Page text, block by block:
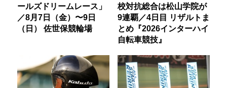
ールズドリームレース」
／8月7日（金）〜9日
（日） 佐世保競輪場
校対抗総合は松山学院が
9連覇／4日目 リザルトま
とめ『2026インターハイ
自転車競技』